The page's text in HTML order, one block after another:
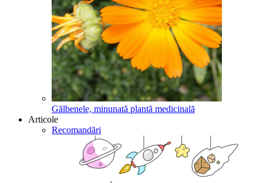
Gălbenele, minunată plantă medicinală
Articole
Recomandări